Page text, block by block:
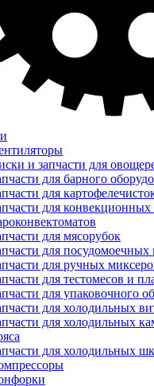
и запчасти для
для барного
для
для конвекционных
для мясорубок
для
для ручных
для тестомесов и
для упаковочного
для холодильных
для холодильных
для холодильных